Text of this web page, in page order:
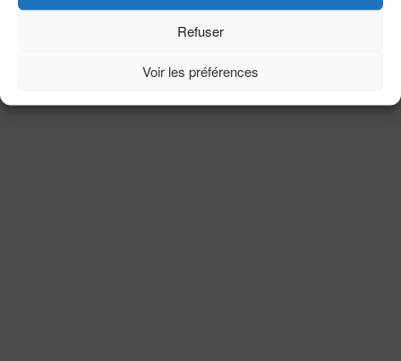
Refuser
Voir les préférences